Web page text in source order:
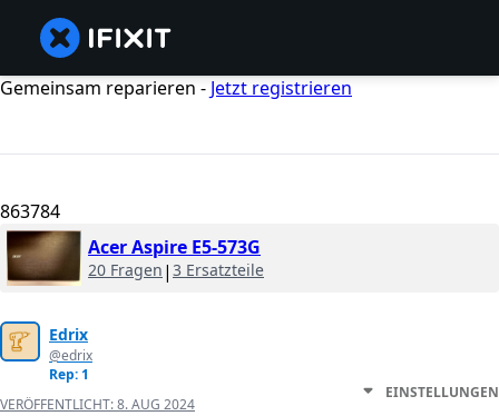
Gemeinsam reparieren - Jetzt registrieren
863784
Acer Aspire E5-573G
20 Fragen | 3 Ersatzteile
Edrix
@edrix
Rep: 1
VERÖFFENTLICHT:8. AUG 2024
EINSTELLUNGEN